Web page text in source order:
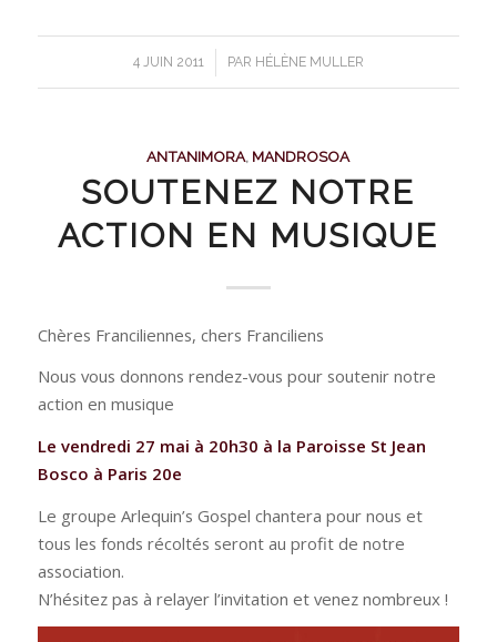
4 JUIN 2011
/ PAR HÉLÈNE MULLER
ANTANIMORA, MANDROSOA
SOUTENEZ NOTRE
ACTION EN MUSIQUE
Chères Franciliennes, chers Franciliens
Nous vous donnons rendez-vous pour soutenir notre
action en musique
Le vendredi 27 mai à 20h30 à la Paroisse St Jean
Bosco à Paris 20e
Le groupe Arlequin’s Gospel chantera pour nous et
tous les fonds récoltés seront au profit de notre
association.
N’hésitez pas à relayer l’invitation et venez nombreux !